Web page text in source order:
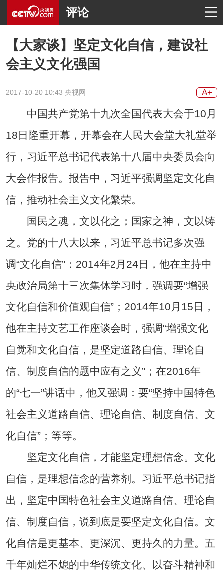
评论
【大家谈】坚定文化自信，建设社
会主义文化强国
2017-10-20 10:43 央视网 A+
中国共产党第十九次全国代表大会于10月
18日隆重开幕，开幕会在人民大会堂大礼堂举
行，习近平总书记代表第十八届中央委员会向
大会作报告。报告中，习近平强调坚定文化自
信，推动社会主义文化繁荣。
国民之魂，文以化之；国家之神，文以铸
之。党的十八大以来，习近平总书记多次强
调“文化自信”：2014年2月24日，他在主持中
央政治局第十三次集体学习时，强调要“增强
文化自信和价值观自信”；2014年10月15日，
他在主持文艺工作座谈会时，强调“增强文化
自觉和文化自信，是坚定道路自信、理论自
信、制度自信的题中应有之义”；在2016年
的“七一”讲话中，他又强调：要“坚持中国特色
社会主义道路自信、理论自信、制度自信、文
化自信”；等等。
坚定文化自信，才能坚定理想信念。文化
自信，是理想信念的营养剂。习近平总书记指
出，坚定中国特色社会主义道路自信、理论自
信、制度自信，说到底是要坚定文化自信。文
化自信是更基本、更深沉、更持久的力量。五
千年灿烂不熄的中华传统文化、以奋斗精神和